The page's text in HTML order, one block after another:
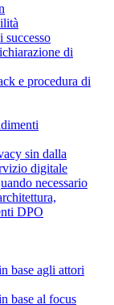
successo
di
e procedura di
sin dalla
digitale
necessario
DPO
base agli attori
base al focus